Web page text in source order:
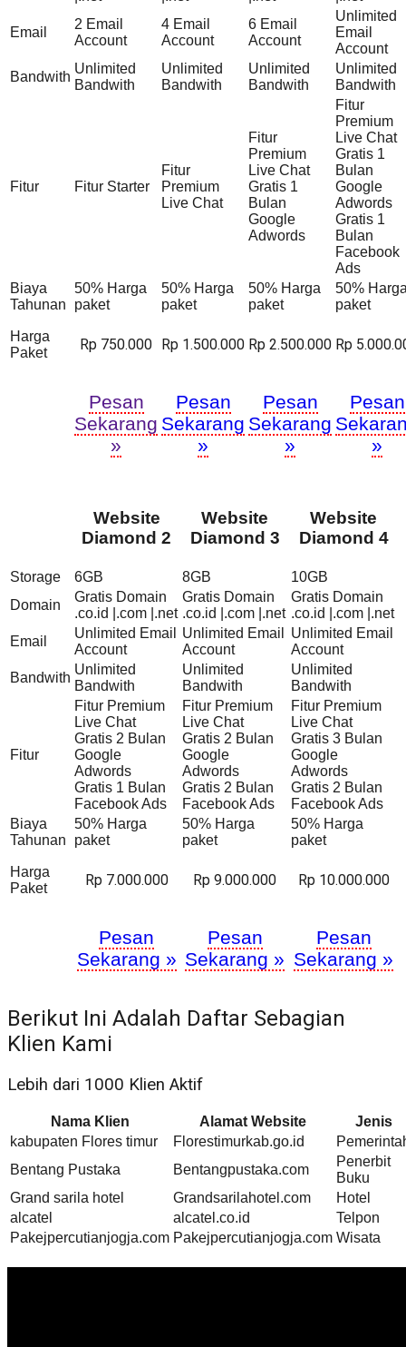
Email
2 Email
Account
4 Email
Account
6 Email
Account
Unlimited
Email
Account
Bandwith
Unlimited
Bandwith
Unlimited
Bandwith
Unlimited
Bandwith
Unlimited
Bandwith
Fitur Fitur Starter
Fitur
Premium
Live Chat
Fitur
Premium
Live Chat
Gratis 1
Bulan
Google
Adwords
Fitur
Premium
Live Chat
Gratis 1
Bulan
Google
Adwords
Gratis 1
Bulan
Facebook
Ads
Biaya
Tahunan
50% Harga
paket
50% Harga
paket
50% Harga
paket
50%
paket
Harga
Paket
Rp 750.000 Rp 1.500.000 Rp 2.500.000 Rp
Pesan
Sekarang
»
Pesan
Sekarang
»
Pesan
Sekarang
»
Pesan
»
Website
Diamond 2
Website
Diamond 3
Website
Diamond 4
Storage 6GB 8GB
10GB
Domain
Gratis Domain
.co.id |.com |.net
Gratis Domain
.co.id |.com |.net
Gratis Domain
.co.id |.com |.net
Email
Unlimited Email
Account
Unlimited Email
Account
Unlimited Email
Account
Bandwith
Unlimited
Bandwith
Unlimited
Bandwith
Unlimited
Bandwith
Fitur
Fitur Premium
Live Chat
Gratis 2 Bulan
Google
Adwords
Gratis 1 Bulan
Facebook Ads
Fitur Premium
Live Chat
Gratis 2 Bulan
Google
Adwords
Gratis 2 Bulan
Facebook Ads
Fitur Premium
Live Chat
Gratis 3 Bulan
Google
Adwords
Gratis 2 Bulan
Facebook Ads
Biaya
Tahunan
50% Harga
paket
50% Harga
paket
50% Harga
paket
Harga
Paket
Rp 7.000.000 Rp 9.000.000 Rp 10.000.000
Pesan
Sekarang »
Pesan
Sekarang »
Pesan
Sekarang »
Berikut Ini Adalah Daftar Sebagian
Klien Kami
Lebih dari 1000 Klien Aktif
Nama Klien Alamat Website
Jenis
kabupaten Flores timur
Florestimurkab.go.id
Bentang Pustaka
Bentangpustaka.com
Penerbit
Buku
Grand sarila hotel
Grandsarilahotel.com
Hotel
alcatel
alcatel.co.id
Telpon
Pakejpercutianjogja.com Pakejpercutianjogja.com Wisata